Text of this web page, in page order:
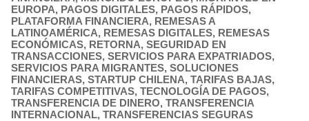
EUROPA, PAGOS DIGITALES, PAGOS RÁPIDOS,
PLATAFORMA FINANCIERA, REMESAS A
LATINOAMÉRICA, REMESAS DIGITALES, REMESAS
ECONÓMICAS, RETORNA, SEGURIDAD EN
TRANSACCIONES, SERVICIOS PARA EXPATRIADOS,
SERVICIOS PARA MIGRANTES, SOLUCIONES
FINANCIERAS, STARTUP CHILENA, TARIFAS BAJAS,
TARIFAS COMPETITIVAS, TECNOLOGÍA DE PAGOS,
TRANSFERENCIA DE DINERO, TRANSFERENCIA
INTERNACIONAL, TRANSFERENCIAS SEGURAS